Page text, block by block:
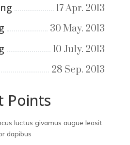
17 Apr. 2013
30 May. 2013
10 July. 2013
28 Sep. 2013
Points
luctus givamus augue leosit
dapibus